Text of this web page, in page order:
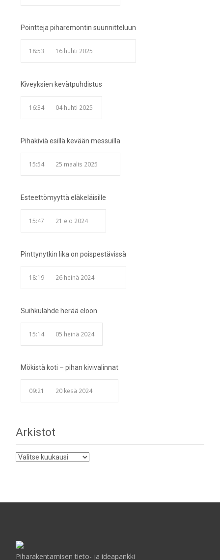
Pointteja piharemontin suunnitteluun
18:53 16 huhti 2025
Kiveyksien kevätpuhdistus
16:34 04 huhti 2025
Pihakiviä esillä kevään messuilla
15:54 25 maalis 2025
Esteettömyyttä eläkeläisille
15:47 21 elo 2024
Pinttynytkin lika on poispestävissä
18:19 26 heinä 2024
Suihkulähde herää eloon
15:14 05 heinä 2024
Mökistä koti – pihan kivivalinnat
09:21 20 kesä 2024
Arkistot
Arkistot
Piharakentamisen tieto- ja ideapankki